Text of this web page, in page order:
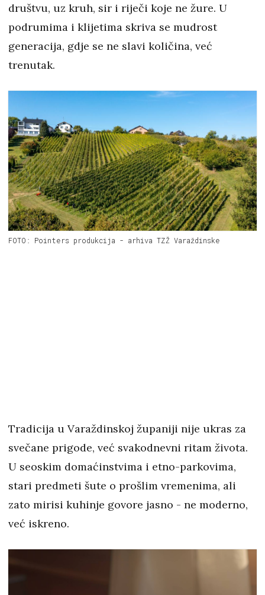
društvu, uz kruh, sir i riječi koje ne žure. U
podrumima i klijetima skriva se mudrost
generacija, gdje se ne slavi količina, već
trenutak.
FOTO: Pointers produkcija - arhiva TZŽ Varaždinske
Tradicija u Varaždinskoj županiji nije ukras za
svečane prigode, već svakodnevni ritam života.
U seoskim domaćinstvima i etno-parkovima,
stari predmeti šute o prošlim vremenima, ali
zato mirisi kuhinje govore jasno - ne moderno,
već iskreno.